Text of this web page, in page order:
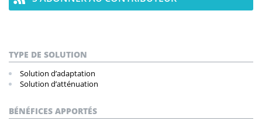
TYPE DE SOLUTION
Solution d’adaptation
Solution d’atténuation
BÉNÉFICES APPORTÉS